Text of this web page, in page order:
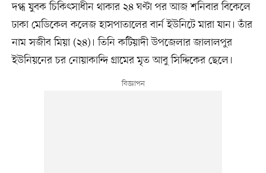
দগ্ধ যুবক চিকিৎসাধীন থাকার ২৪ ঘণ্টা পর আজ শনিবার বিকেলে
ঢাকা মেডিকেল কলেজ হাসপাতালের বার্ন ইউনিটে মারা যান। তাঁর
নাম সজীব মিয়া (২৪)। তিনি কটিয়াদী উপজেলার জালালপুর
ইউনিয়নের চর নোয়াকান্দি গ্রামের মৃত আবু সিদ্দিকের ছেলে।